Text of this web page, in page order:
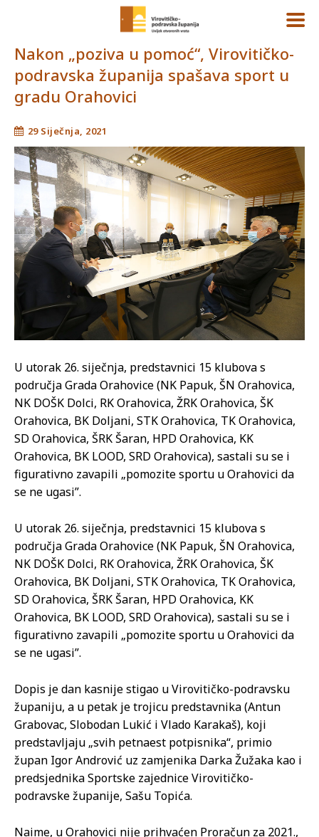
Nakon „poziva u pomoć“, Virovitičko-
podravska županija spašava sport u
gradu Orahovici
29 Siječnja, 2021
U utorak 26. siječnja, predstavnici 15 klubova s
područja Grada Orahovice (NK Papuk, ŠN Orahovica,
NK DOŠK Dolci, RK Orahovica, ŽRK Orahovica, ŠK
Orahovica, BK Doljani, STK Orahovica, TK Orahovica,
SD Orahovica, ŠRK Šaran, HPD Orahovica, KK
Orahovica, BK LOOD, SRD Orahovica), sastali su se i
figurativno zavapili „pomozite sportu u Orahovici da
se ne ugasi”.
U utorak 26. siječnja, predstavnici 15 klubova s
područja Grada Orahovice (NK Papuk, ŠN Orahovica,
NK DOŠK Dolci, RK Orahovica, ŽRK Orahovica, ŠK
Orahovica, BK Doljani, STK Orahovica, TK Orahovica,
SD Orahovica, ŠRK Šaran, HPD Orahovica, KK
Orahovica, BK LOOD, SRD Orahovica), sastali su se i
figurativno zavapili „pomozite sportu u Orahovici da
se ne ugasi”.
Dopis je dan kasnije stigao u Virovitičko-podravsku
županiju, a u petak je trojicu predstavnika (Antun
Grabovac, Slobodan Lukić i Vlado Karakaš), koji
predstavljaju „svih petnaest potpisnika“, primio
župan Igor Andrović uz zamjenika Darka Žužaka kao i
predsjednika Sportske zajednice Virovitičko-
podravske županije, Sašu Topića.
Naime, u Orahovici nije prihvaćen Proračun za 2021.,